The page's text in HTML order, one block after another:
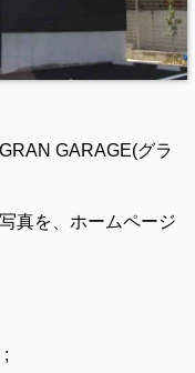
GARAGE(グラ
真を、ホームページ
;